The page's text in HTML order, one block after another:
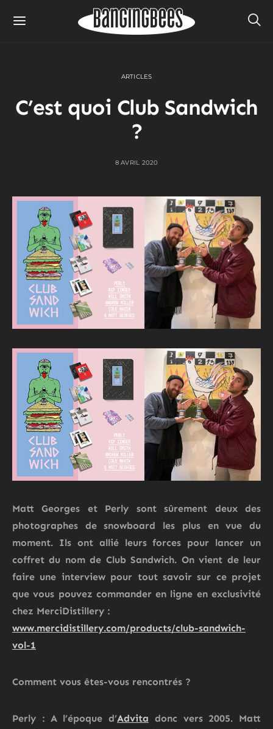
ARTICLES
C’est quoi Club Sandwich
?
8 AVRIL 2020
Matt Georges et Perly sont sûrement deux des
photographes de snowboard les plus en vue du
moment. Ils ont allié leurs forces pour lancer un
coffret du nom de Club Sandwich. On vient de leur
faire une interview pour tout savoir sur ce projet
que vous pouvez commander en ligne en exclusivité
chez MerciDistillery :
www.mercidistillery.com/products/club-sandwich-
vol-1
Comment vous êtes-vous rencontrés ?
Perly : A l’époque d’Advita donc vers 2005. Matt